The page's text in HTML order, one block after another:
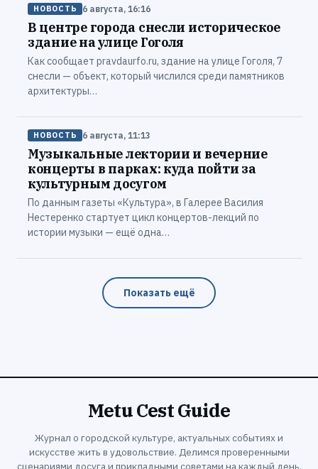
НОВОСТЬ 6 августа, 16:16
В центре города снесли историческое
здание на улице Гоголя
Как сообщает pravdaurfo.ru, здание на улице Гоголя, 7
снесли — объект, который числился среди памятников
архитектуры…
НОВОСТЬ 6 августа, 11:13
Музыкальные лектории и вечерние
концерты в парках: куда пойти за
культурным досугом
По данным газеты «Культура», в Галерее Василия
Нестеренко стартует цикл концертов-лекций по
истории музыки — ещё одна…
Показать ещё
Metu Cest Guide
Журнал о городской культуре, актуальных событиях и
искусстве жить в удовольствие. Делимся проверенными
сценариями досуга и прикладными советами на каждый день.